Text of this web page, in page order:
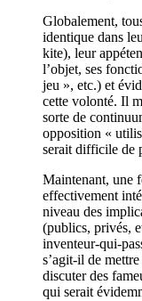
Globalement,
identique dans
kite), leur
l’objet, ses
jeu », etc.) et
cette volonté. Il
sorte de
opposition «
serait difficile de
Maintenant, une
effectivement
niveau des
(publics, privés,
inventeur-qui-
s’agit-il de
discuter des
qui serait